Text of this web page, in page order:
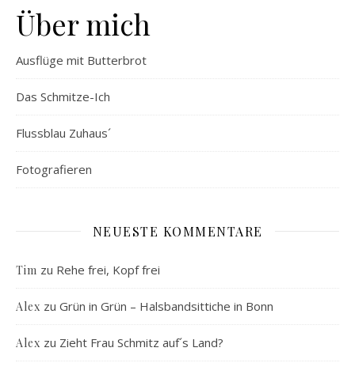
Über mich
Ausflüge mit Butterbrot
Das Schmitze-Ich
Flussblau Zuhaus´
Fotografieren
NEUESTE KOMMENTARE
Tim zu Rehe frei, Kopf frei
Alex zu Grün in Grün – Halsbandsittiche in Bonn
Alex zu Zieht Frau Schmitz auf´s Land?